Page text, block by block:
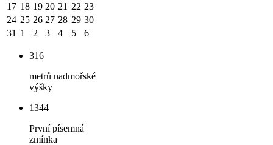
17 18 19 20 21 22 23
24 25 26 27 28 29 30
31 1 2 3 4 5 6
316
metrů nadmořské
výšky
1344
První písemná
zmínka